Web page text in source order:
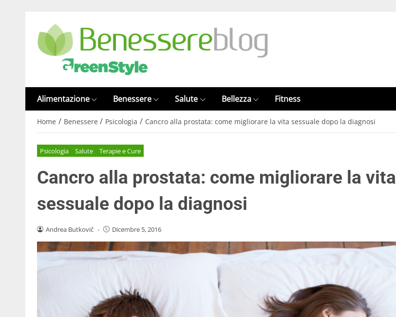
Alimentazione Benessere Salute Bellezza Fitness
Home / Benessere / Psicologia / Cancro alla prostata: come migliorare la vita sessuale dopo la diagnosi
Psicologia Salute Terapie e Cure
Cancro alla prostata: come migliorare la vita
sessuale dopo la diagnosi
Andrea Butkovič - Dicembre 5, 2016